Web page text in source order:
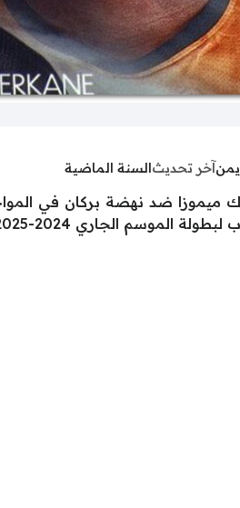
آخر تحديثالسنة الماضية
ميموزا ضد نهضة بركان في
الموسم الجاري 2024-2025.